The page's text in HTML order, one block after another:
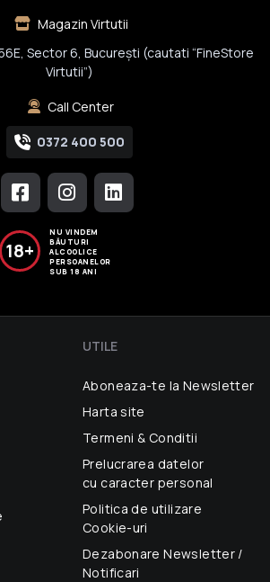
Magazin Virtutii
Sector 6, București (cautati “FineStore
Virtutii”)
Call Center
0372 400 500
18+
NU VINDEM
BĂUTURI
ALCOOLICE
PERSOANELOR
SUB 18 ANI
UTILE
Aboneaza-te la Newsletter
Harta site
Termeni & Conditii
Prelucrarea datelor
cu caracter personal
Politica de utilizare
Cookie-uri
Dezabonare Newsletter /
Notificari